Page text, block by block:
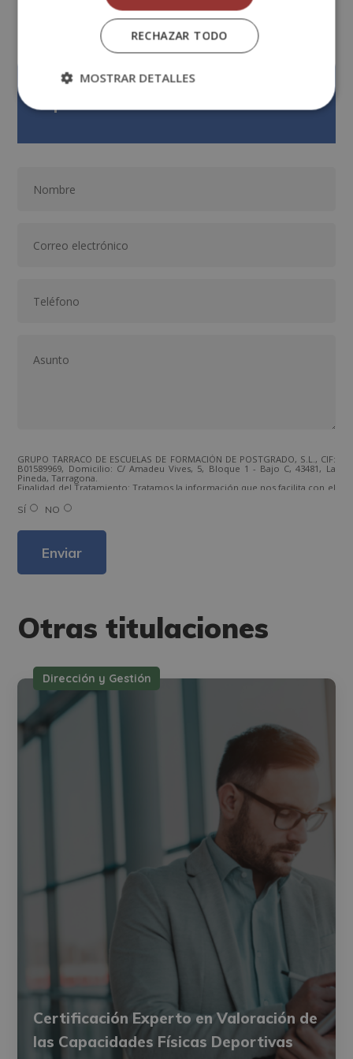
GRUPO TARRACO DE ESCUELAS DE FORMACIÓN DE POSTGRADO, S.L., CIF:
B01589969, Domicilio: C/ Amadeu Vives, 5, Bloque 1 - Bajo C, 43481, La
Pineda, Tarragona.
Finalidad del Tratamiento: Tratamos la información que nos facilita con el
los productos ofrecidos y otros tipo de productos que fueran de su
interés.
Derechos: Puede ejercitar sus derechos identificándose suficientemente,
Para más información consulte nuestra Política de Privacidad.
SÍ NO
Otras titulaciones
Dirección y Gestión
Certificación Experto en Valoración de
las Capacidades Físicas Deportivas
RECHAZAR TODO
MOSTRAR DETALLES